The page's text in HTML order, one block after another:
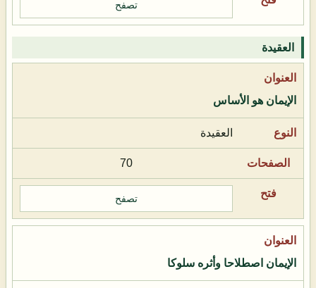
تصفح
العقيدة
الإيمان هو الأساس
العقيدة
70
تصفح
الإيمان اصطلاحا وأثره سلوكا